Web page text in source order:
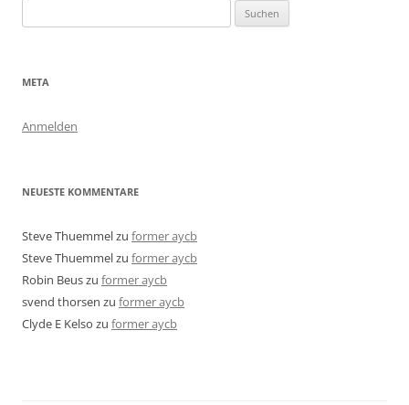
nach:
META
Anmelden
NEUESTE KOMMENTARE
Steve Thuemmelzu former aycb
Steve Thuemmelzu former aycb
Robin Beuszu former aycb
svend thorsen zu former aycb
Clyde E Kelso zu former aycb